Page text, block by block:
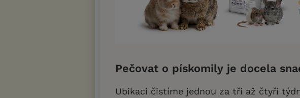
Pečovat o pískomily je docela
Ubikaci čistíme jednou za tři až čtyři